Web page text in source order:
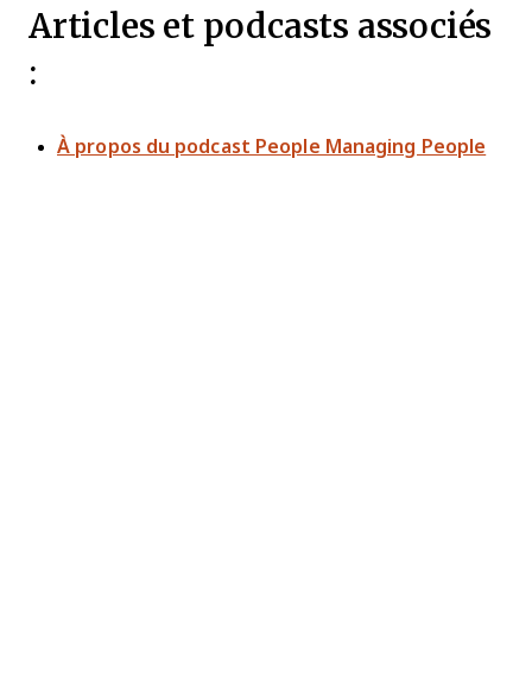
Articles et podcasts associés
:
À propos du podcast People Managing People